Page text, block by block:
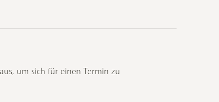
um sich für einen Termin zu